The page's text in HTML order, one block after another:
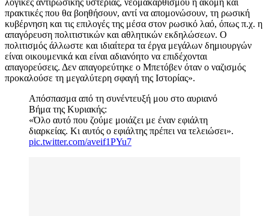
λογικές αντιρωσικής υστερίας, νεομακαρθισμού ή ακόμη και
πρακτικές που θα βοηθήσουν, αντί να απομονώσουν, τη ρωσική
κυβέρνηση και τις επιλογές της μέσα στον ρωσικό λαό, όπως π.χ. η
απαγόρευση πολιτιστικών και αθλητικών εκδηλώσεων. Ο
πολιτισμός άλλωστε και ιδιαίτερα τα έργα μεγάλων δημιουργών
είναι οικουμενικά και είναι αδιανόητο να επιδέχονται
απαγορεύσεις. Δεν απαγορεύτηκε ο Μπετόβεν όταν ο ναζισμός
προκαλούσε τη μεγαλύτερη σφαγή της Ιστορίας».
Απόσπασμα από τη συνέντευξή μου στο αυριανό
Βήμα της Κυριακής:
«Όλο αυτό που ζούμε μοιάζει με έναν εφιάλτη
διαρκείας. Κι αυτός ο εφιάλτης πρέπει να τελειώσει».
pic.twitter.com/aveif1PYu7